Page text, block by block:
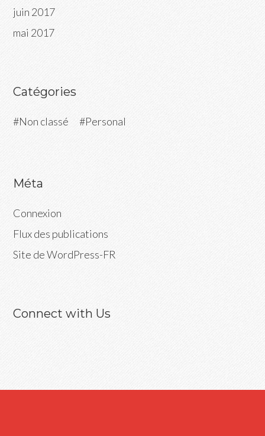
juin 2017
mai 2017
Catégories
Non classé Personal
Méta
Connexion
Flux des publications
Site de WordPress-FR
Connect with Us